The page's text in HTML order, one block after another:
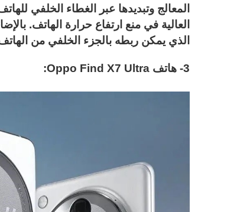
المعالج وتبديدها عبر الغطاء الخلفي
الذي يمكن ربطه بالجزء الخلفي من الهاتف
3- هاتف Oppo Find X7 Ultra: